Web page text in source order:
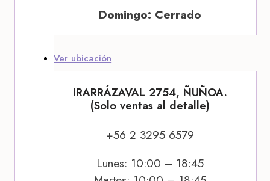
Domingo: Cerrado
Ver ubicación
IRARRÁZAVAL 2754, ÑUÑOA.
(Solo ventas al detalle)
+56 2 3295 6579
Lunes: 10:00 – 18:45